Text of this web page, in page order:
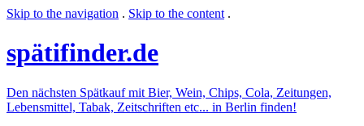
Skip to the navigation . Skip to the content .
spätifinder.de
Den nächsten Spätkauf mit Bier, Wein, Chips, Cola, Zeitungen,
Lebensmittel, Tabak, Zeitschriften etc... in Berlin finden!